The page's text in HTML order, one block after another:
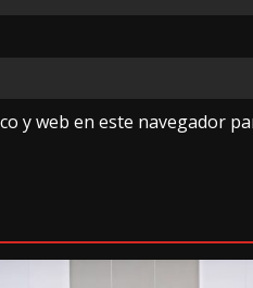
y web en este navegador